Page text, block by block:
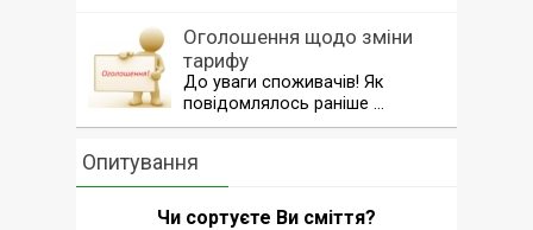
Оголошення щодо зміни
тарифу
До уваги споживачів! Як
повідомлялось раніше …
Опитування
Чи сортуєте Ви сміття?